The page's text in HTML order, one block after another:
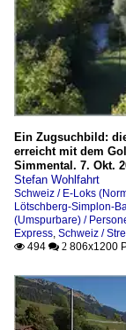
Ein Zugsuchbild:
erreicht mit dem
Simmental. 7. Okt.
Stefan Wohlfahrt
Schweiz / E-Loks
Lötschberg-Simplon-
(Umspurbare) /
Express Schweiz /
 494  2 806x1200